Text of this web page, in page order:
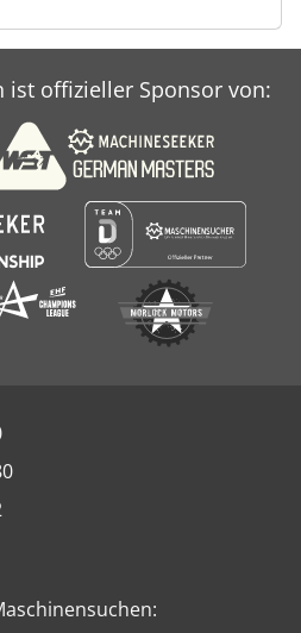
ist offizieller Sponsor von: